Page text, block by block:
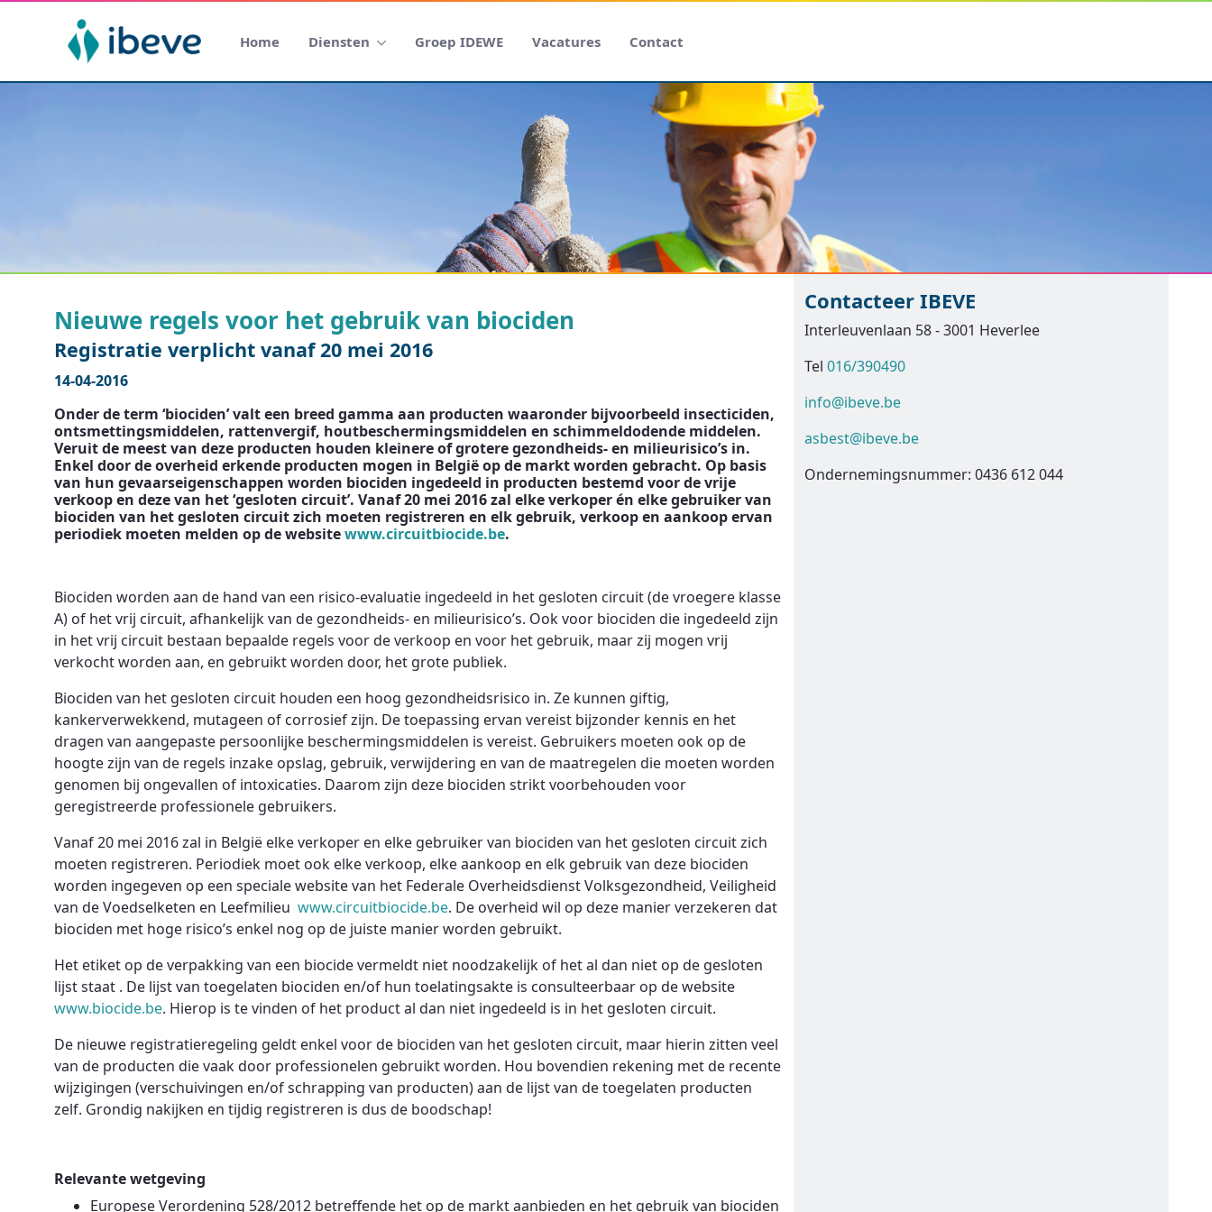
Home Diensten Groep IDEWE Vacatures Contact
Nieuwe regels voor het gebruik van biociden
Registratie verplicht vanaf 20 mei 2016
14-04-2016
Onder de term ‘biociden’ valt een breed gamma aan producten waaronder bijvoorbeeld insecticiden,
ontsmettingsmiddelen, rattenvergif, houtbeschermingsmiddelen en schimmeldodende middelen.
Veruit de meest van deze producten houden kleinere of grotere gezondheids- en milieurisico’s in.
Enkel door de overheid erkende producten mogen in België op de markt worden gebracht. Op basis
van hun gevaarseigenschappen worden biociden ingedeeld in producten bestemd voor de vrije
verkoop en deze van het ‘gesloten circuit’. Vanaf 20 mei 2016 zal elke verkoper én elke gebruiker van
biociden van het gesloten circuit zich moeten registreren en elk gebruik, verkoop en aankoop ervan
periodiek moeten melden op de websitewww.circuitbiocide.be.
Biociden worden aan de hand van een risico-evaluatie ingedeeld in het gesloten circuit (de vroegere klasse
A) of het vrij circuit, afhankelijk van de gezondheids- en milieurisico’s. Ook voor biociden die ingedeeld zijn
in het vrij circuit bestaan bepaalde regels voor de verkoop en voor het gebruik, maar zij mogen vrij
verkocht worden aan, en gebruikt worden door, het grote publiek.
Biociden van het gesloten circuit houden een hoog gezondheidsrisico in. Ze kunnen giftig,
kankerverwekkend, mutageen of corrosief zijn. De toepassing ervan vereist bijzonder kennis en het
dragen van aangepaste persoonlijke beschermingsmiddelen is vereist. Gebruikers moeten ook op de
hoogte zijn van de regels inzake opslag, gebruik, verwijdering en van de maatregelen die moeten worden
genomen bij ongevallen of intoxicaties. Daarom zijn deze biociden strikt voorbehouden voor
geregistreerde professionele gebruikers.
Vanaf 20 mei 2016 zal in België elke verkoper en elke gebruiker van biociden van het gesloten circuit zich
moeten registreren. Periodiek moet ook elke verkoop, elke aankoop en elk gebruik van deze biociden
worden ingegeven op een speciale website van het Federale Overheidsdienst Volksgezondheid, Veiligheid
van de Voedselketen en Leefmilieu www.circuitbiocide.be. De overheid wil op deze manier verzekeren dat
biociden met hoge risico’s enkel nog op de juiste manier worden gebruikt.
Het etiket op de verpakking van een biocide vermeldt niet noodzakelijk of het al dan niet op de gesloten
lijst staat . De lijst van toegelaten biociden en/of hun toelatingsakte is consulteerbaar op de website
www.biocide.be. Hierop is te vinden of het product al dan niet ingedeeld is in het gesloten circuit.
De nieuwe registratieregeling geldt enkel voor de biociden van het gesloten circuit, maar hierin zitten veel
van de producten die vaak door professionelen gebruikt worden. Hou bovendien rekening met de recente
wijzigingen (verschuivingen en/of schrapping van producten) aan de lijst van de toegelaten producten
zelf. Grondig nakijken en tijdig registreren is dus de boodschap!
Relevante wetgeving
Europese Verordening 528/2012 betreffende het op de markt aanbieden en het gebruik van biociden
Contacteer IBEVE
Interleuvenlaan 58 - 3001 Heverlee
Tel 016/390490
info@ibeve.be
asbest@ibeve.be
Ondernemingsnummer: 0436 612 044